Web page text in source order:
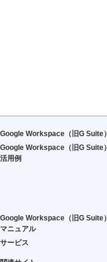
Google Workspace（旧G Suite）
Google Workspace（旧G Suite）
活用例
Google Workspace（旧G Suite）
マニュアル
サービス